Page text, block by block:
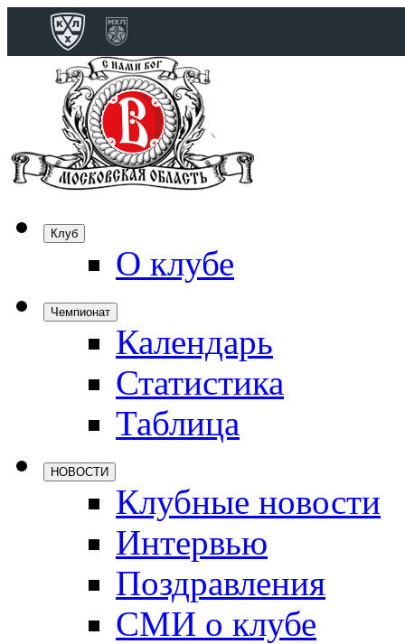
Клуб
О клубе
Чемпионат
Календарь
Статистика
Таблица
НОВОСТИ
Клубные новости
Интервью
Поздравления
СМИ о клубе